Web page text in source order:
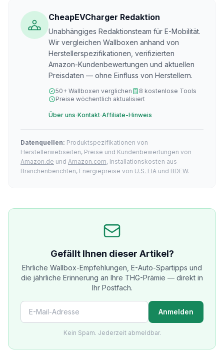
CheapEVCharger Redaktion
Unabhängiges Redaktionsteam für E-Mobilität.
Wir vergleichen Wallboxen anhand von
Herstellerspezifikationen, verifizierten
Amazon-Kundenbewertungen und aktuellen
Preisdaten — ohne Einfluss von Herstellern.
50+ Wallboxen verglichen
8 kostenlose Tools
Preise wöchentlich aktualisiert
Über uns·Kontakt·Affiliate-Hinweis
Datenquellen: Produktspezifikationen von
Herstellerwebseiten, Preise und Kundenbewertungen von
Amazon.de und Amazon.com, Installationskosten aus
Branchenberichten, Energiepreise von U.S. EIA und BDEW.
Gefällt Ihnen dieser Artikel?
Ehrliche Wallbox-Empfehlungen, E-Auto-Spartipps und
die jährliche Erinnerung an Ihre THG-Prämie — direkt in
Ihr Postfach.
Email
Anmelden
Kein Spam. Jederzeit abmeldbar.